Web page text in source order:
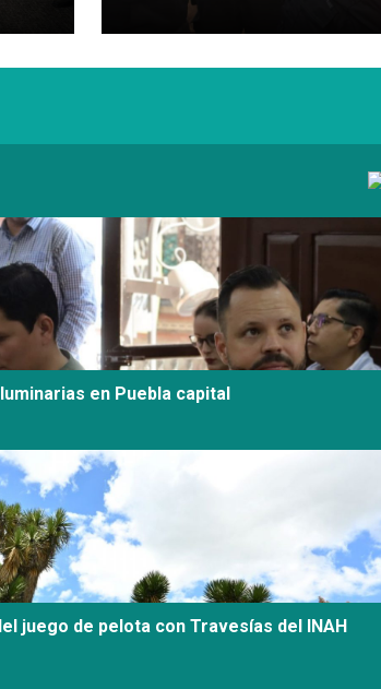
en Puebla capital
juego de pelota con Travesías del INAH